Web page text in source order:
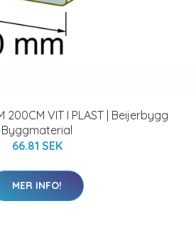
200CM VIT I PLAST | Beijerbygg
Byggmaterial
66.81 SEK
MER INFO!